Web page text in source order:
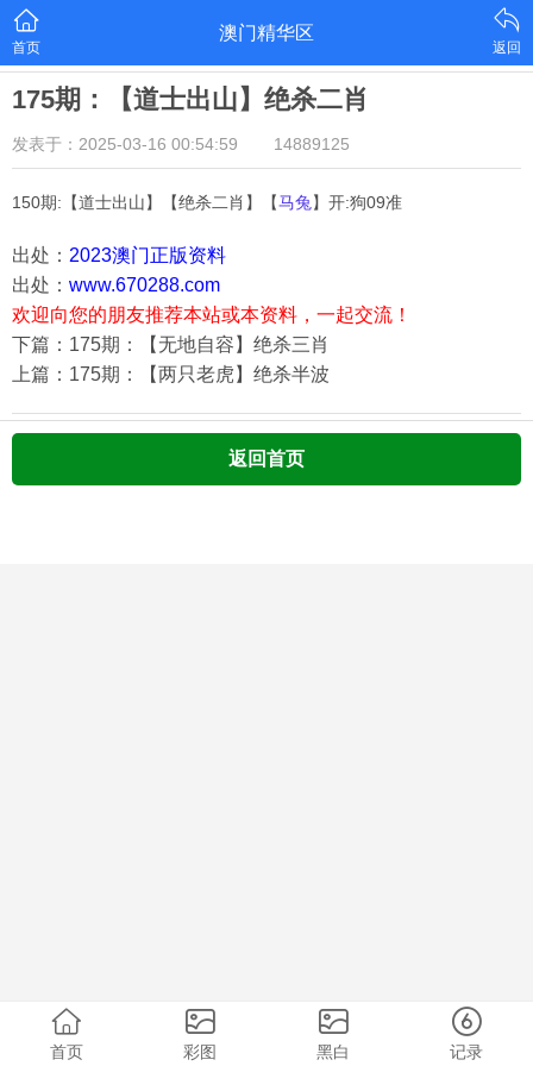
首页
澳门精华区
返回
175期：【道士出山】绝杀二肖
发表于：2025-03-16 00:54:59 14889125
150期:【道士出山】【绝杀二肖】【马兔 】开:狗09准
出处： 2023澳门正版资料
出处： www.670288.com
欢迎向您的朋友推荐本站或本资料，一起交流！
下篇：175期：【无地自容】绝杀三肖
上篇：175期：【两只老虎】绝杀半波
返回首页
首页 彩图 黑白 记录